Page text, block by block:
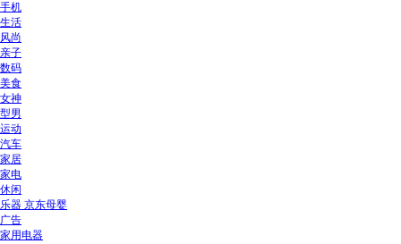
手机
生活
风尚
亲子
数码
美食
女神
型男
运动
汽车
家居
家电
休闲
乐器 京东母婴
广告
家用电器